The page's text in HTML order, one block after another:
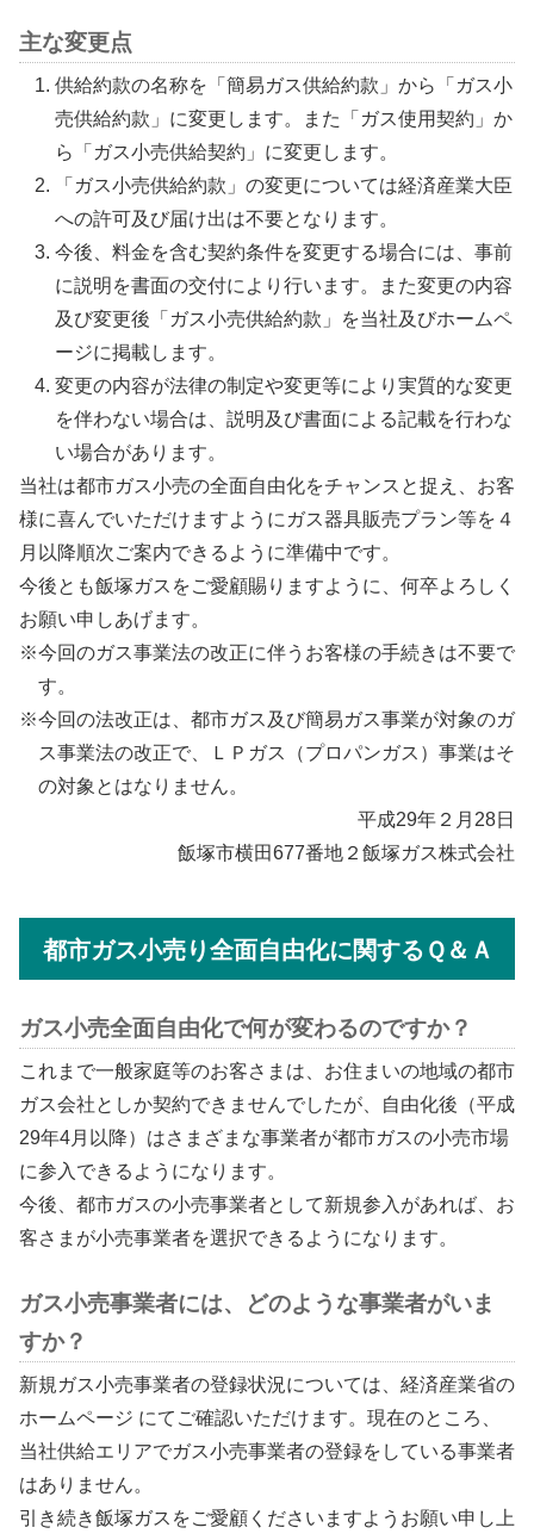
主な変更点
供給約款の名称を「簡易ガス供給約款」から「ガス小
売供給約款」に変更します。また「ガス使用契約」か
ら「ガス小売供給契約」に変更します。
「ガス小売供給約款」の変更については経済産業大臣
への許可及び届け出は不要となります。
今後、料金を含む契約条件を変更する場合には、事前
に説明を書面の交付により行います。また変更の内容
及び変更後「ガス小売供給約款」を当社及びホームペ
ージに掲載します。
変更の内容が法律の制定や変更等により実質的な変更
を伴わない場合は、説明及び書面による記載を行わな
い場合があります。
当社は都市ガス小売の全面自由化をチャンスと捉え、お客
様に喜んでいただけますようにガス器具販売プラン等を４
月以降順次ご案内できるように準備中です。
今後とも飯塚ガスをご愛顧賜りますように、何卒よろしく
お願い申しあげます。
今回のガス事業法の改正に伴うお客様の手続きは不要で
す。
今回の法改正は、都市ガス及び簡易ガス事業が対象のガ
ス事業法の改正で、ＬＰガス（プロパンガス）事業はそ
の対象とはなりません。
平成29年２月28日
飯塚市横田677番地２飯塚ガス株式会社
都市ガス小売り全面自由化に関するＱ＆Ａ
ガス小売全面自由化で何が変わるのですか？
これまで一般家庭等のお客さまは、お住まいの地域の都市
ガス会社としか契約できませんでしたが、自由化後（平成
29年4月以降）はさまざまな事業者が都市ガスの小売市場
に参入できるようになります。
今後、都市ガスの小売事業者として新規参入があれば、お
客さまが小売事業者を選択できるようになります。
ガス小売事業者には、どのような事業者がいま
すか？
新規ガス小売事業者の登録状況については、経済産業省の
ホームページ にてご確認いただけます。現在のところ、
当社供給エリアでガス小売事業者の登録をしている事業者
はありません。
引き続き飯塚ガスをご愛顧くださいますようお願い申し上